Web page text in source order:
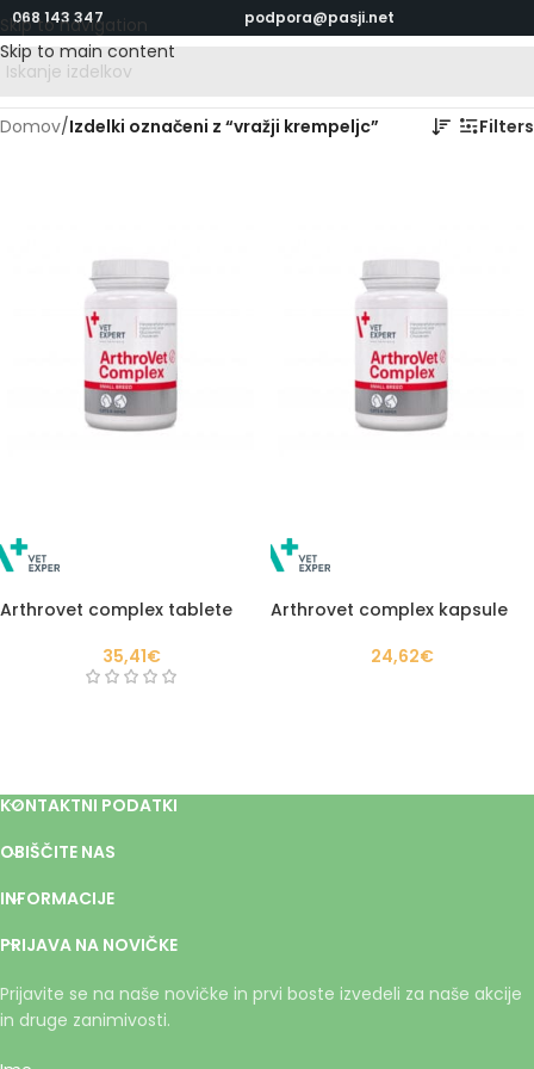
Skip to navigation
Skip to main content
068 143 347 podpora@pasji.net
Domov/Izdelki označeni z “vražji krempeljc” Filters
Arthrovet complex tablete
35,41€
Arthrovet complex kapsule
24,62€
KONTAKTNI PODATKI
OBIŠČITE NAS
INFORMACIJE
PRIJAVA NA NOVIČKE
Prijavite se na naše novičke in prvi boste izvedeli za naše akcije
in druge zanimivosti.